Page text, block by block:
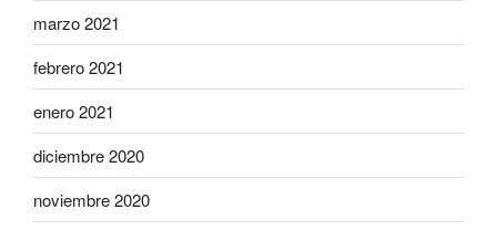
marzo 2021
febrero 2021
enero 2021
diciembre 2020
noviembre 2020